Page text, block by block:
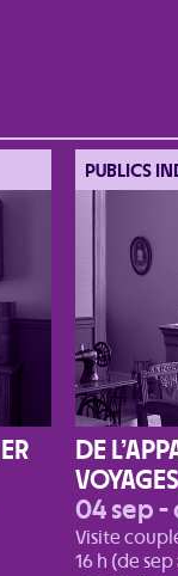
PUBLICS
DE
04 sep -
Visite
16 h (de sep